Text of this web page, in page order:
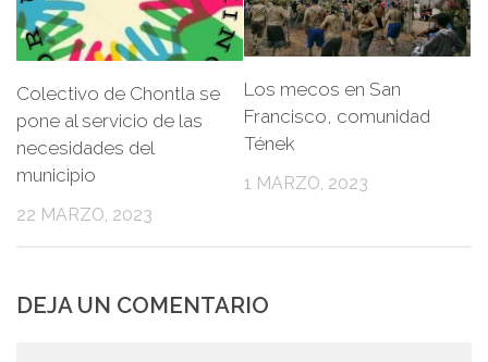
Colectivo de Chontla se
pone al servicio de las
necesidades del
municipio
22 MARZO, 2023
Los mecos en San
Francisco, comunidad
Tének
1 MARZO, 2023
DEJA UN COMENTARIO